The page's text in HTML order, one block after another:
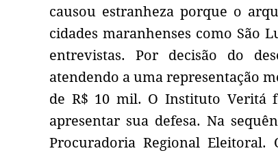
causou estranheza porque o
cidades maranhenses como São
entrevistas. Por decisão do
atendendo a uma representação
de R$ 10 mil. O Instituto Veritá
apresentar sua defesa. Na
Procuradoria Regional Eleitoral.